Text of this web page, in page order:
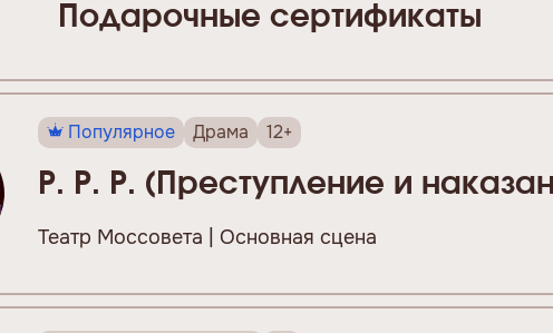
Подарочные сертификаты
Популярное Драма 12+
Р. Р. Р. (Преступление и
Театр Моссовета | Основная сцена